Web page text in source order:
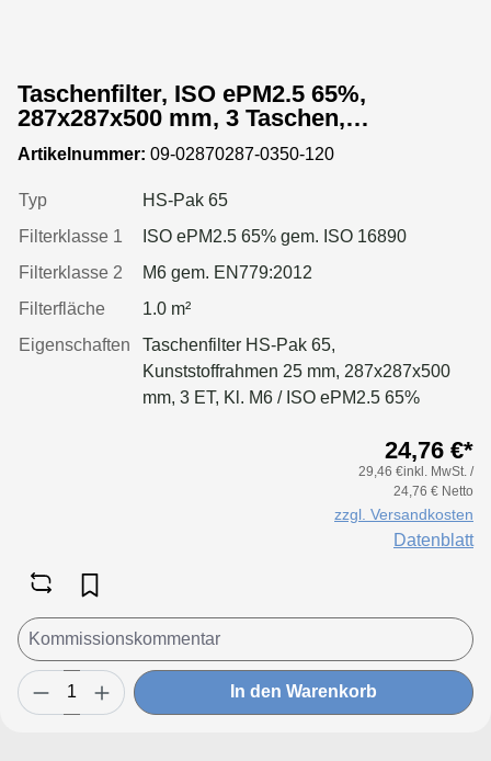
Taschenfilter, ISO ePM2.5 65%,
287x287x500 mm, 3 Taschen,
Kunststoffrahmen
Artikelnummer: 09-02870287-0350-120
Typ
HS-Pak 65
Filterklasse 1
ISO ePM2.5 65% gem. ISO 16890
Filterklasse 2
M6 gem. EN779:2012
Filterfläche
1.0 m²
Eigenschaften
Taschenfilter HS-Pak 65,
Kunststoffrahmen 25 mm, 287x287x500
mm, 3 ET, Kl. M6 / ISO ePM2.5 65%
24,76 €*
29,46 €inkl. MwSt. /
24,76 € Netto
zzgl. Versandkosten
Datenblatt
In den Warenkorb